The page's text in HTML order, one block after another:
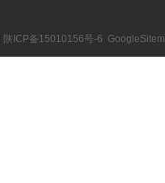
陕ICP备15010156号-6